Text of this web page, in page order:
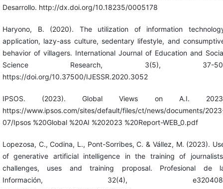
Desarrollo. http://dx.doi.org/10.18235/0005178
Haryono, B. (2020). The utilization of information
application, lazy-ass culture, sedentary lifestyle, and
behavior of villagers. International Journal of Education and
Science Research, 3(5), 37-
https://doi.org/10.37500/IJESSR.2020.3052
IPSOS. (2023). Global Views on A.I.
https://www.ipsos.com/sites/default/files/ct/news/documents/
07/Ipsos %20Global %20AI %202023 %20Report-WEB_0.pdf
Lopezosa, C., Codina, L., Pont-Sorribes, C. & Vállez, M. (2023).
of generative artificial intelligence in the training of
challenges, uses and training proposal. Profesional de
Información, 32(4),